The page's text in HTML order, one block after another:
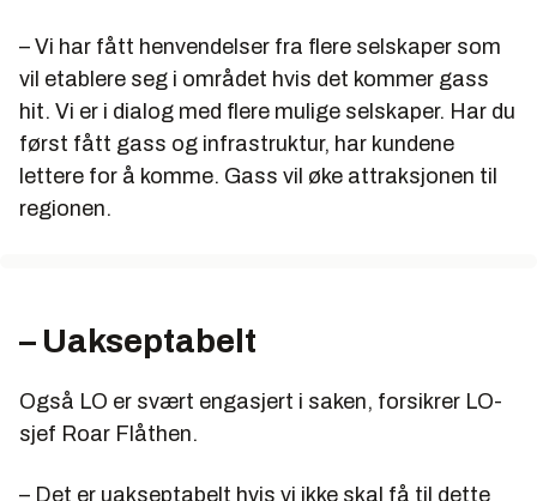
– Vi har fått henvendelser fra flere selskaper som
vil etablere seg i området hvis det kommer gass
hit. Vi er i dialog med flere mulige selskaper. Har du
først fått gass og infrastruktur, har kundene
lettere for å komme. Gass vil øke attraksjonen til
regionen.
– Uakseptabelt
Også LO er svært engasjert i saken, forsikrer LO-
sjef Roar Flåthen.
– Det er uakseptabelt hvis vi ikke skal få til dette